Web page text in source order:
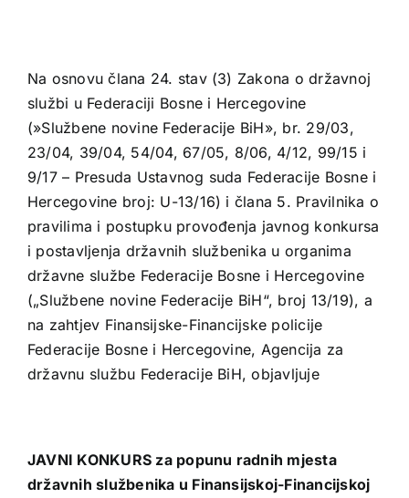
Na osnovu člana 24. stav (3) Zakona o državnoj
službi u Federaciji Bosne i Hercegovine
(»Službene novine Federacije BiH», br. 29/03,
23/04, 39/04, 54/04, 67/05, 8/06, 4/12, 99/15 i
9/17 – Presuda Ustavnog suda Federacije Bosne i
Hercegovine broj: U-13/16) i člana 5. Pravilnika o
pravilima i postupku provođenja javnog konkursa
i postavljenja državnih službenika u organima
državne službe Federacije Bosne i Hercegovine
(„Službene novine Federacije BiH“, broj 13/19), a
na zahtjev Finansijske-Financijske policije
Federacije Bosne i Hercegovine, Agencija za
državnu službu Federacije BiH, objavljuje
JAVNI KONKURS za popunu radnih mjesta
državnih službenika u Finansijskoj-Financijskoj